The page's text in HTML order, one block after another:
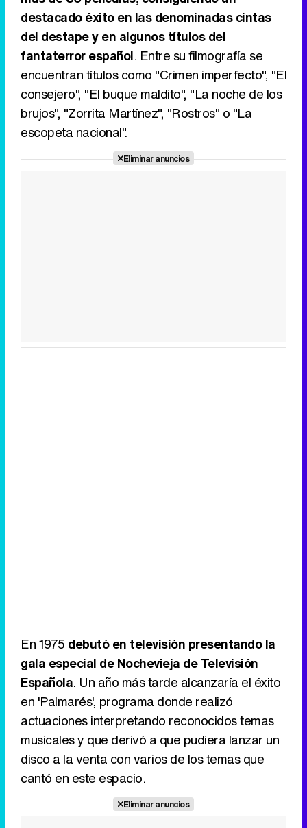
destacado éxito en las denominadas cintas
del destape y en algunos títulos del
fantaterror español. Entre su filmografía se
encuentran títulos como "Crimen imperfecto", "El
consejero", "El buque maldito", "La noche de los
brujos", "Zorrita Martínez", "Rostros" o "La
escopeta nacional".
Eliminar anuncios
En 1975 debutó en televisión presentando la
gala especial de Nochevieja de Televisión
Española. Un año más tarde alcanzaría el éxito
en 'Palmarés', programa donde realizó
actuaciones interpretando reconocidos temas
musicales y que derivó a que pudiera lanzar un
disco a la venta con varios de los temas que
cantó en este espacio.
Eliminar anuncios